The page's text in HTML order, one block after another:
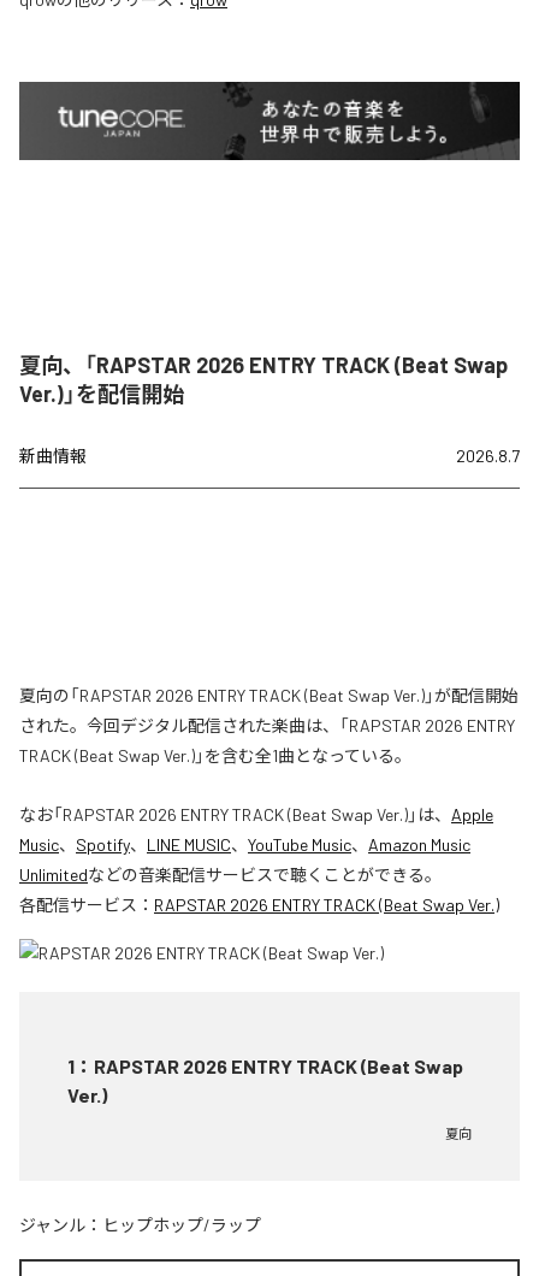
夏向、「RAPSTAR 2026 ENTRY TRACK (Beat Swap
Ver.)」を配信開始
新曲情報 2026.8.7
夏向の「RAPSTAR 2026 ENTRY TRACK (Beat Swap Ver.)」が配信開始
された。今回デジタル配信された楽曲は、「RAPSTAR 2026 ENTRY
TRACK (Beat Swap Ver.)」を含む全1曲となっている。
なお「RAPSTAR 2026 ENTRY TRACK (Beat Swap Ver.)」は、 Apple
Music、 Spotify、 LINE MUSIC、 YouTube Music、 Amazon Music
Unlimitedなどの音楽配信サービスで聴くことができる。
各配信サービス： RAPSTAR 2026 ENTRY TRACK (Beat Swap Ver.)
1 ： RAPSTAR 2026 ENTRY TRACK (Beat Swap
Ver.)
夏向
ジャンル： ヒップホップ/ラップ